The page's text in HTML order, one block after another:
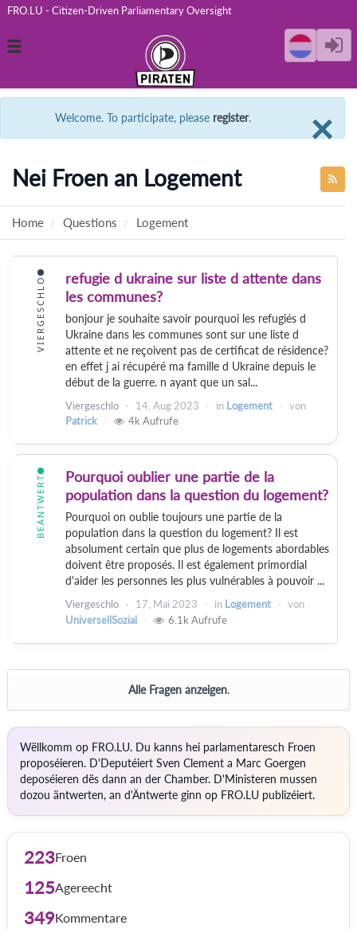
FRO.LU - Citizen-Driven Parliamentary Oversight
Toggle
×
Welcome. To participate, please register.
Nei Froen an Logement
Home Questions Logement
VIERGESCHLO
refugie d ukraine sur liste d attente dans
les communes?
bonjour je souhaite savoir pourquoi les refugiés d
Ukraine dans les communes sont sur une liste d
attente et ne reçoivent pas de certificat de résidence?
en effet j ai récupéré ma famille d Ukraine depuis le
début de la guerre. n ayant que un sal...
Viergeschlo 14, Aug 2023 in Logement
von
Patrick
4k Aufrufe
BEÄNTWERT
Pourquoi oublier une partie de la
population dans la question du logement?
Pourquoi on oublie toujours une partie de la
population dans la question du logement? Il est
absolument certain que plus de logements abordables
doivent être proposés. Il est également primordial
d'aider les personnes les plus vulnérables à pouvoir ...
Viergeschlo 17, Mai 2023 in Logement
von
UniversellSozial
6.1k Aufrufe
Alle Fragen anzeigen.
Wëllkomm op FRO.LU. Du kanns hei parlamentaresch Froen
proposéieren. D'Deputéiert Sven Clement a Marc Goergen
deposéieren dës dann an der Chamber. D'Ministeren mussen
dozou äntwerten, an d'Äntwerte ginn op FRO.LU publizéiert.
223Froen
125Agereecht
349Kommentare